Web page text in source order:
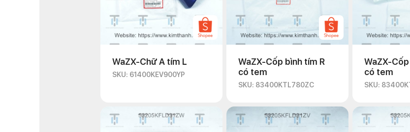
WaZX-Chữ A tím L
SKU: 61400KEV900YP
WaZX-Cốp bình tím R
có tem
SKU: 83400KTL780ZC
WaZX-
có tem
SKU: